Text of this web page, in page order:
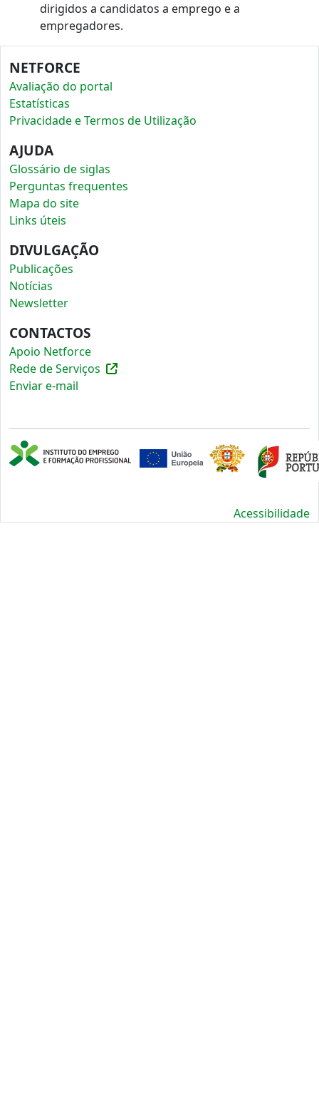
dirigidos a candidatos a emprego e a
empregadores.
NETFORCE
Avaliação do portal
Estatísticas
Privacidade e Termos de Utilização
AJUDA
Glossário de siglas
Perguntas frequentes
Mapa do site
Links úteis
DIVULGAÇÃO
Publicações
Notícias
Newsletter
CONTACTOS
Apoio Netforce
Rede de Serviços
Enviar e-mail
Acessibilidade